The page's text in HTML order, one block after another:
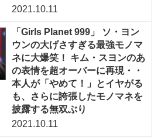
2021.10.11
「Girls Planet 999」 ソ・ヨン
ウンの大げさすぎる最強モノマ
ネに大爆笑！ キム・スヨンのあ
の表情を超オーバーに再現・・
本人が「やめて！」とイヤがる
も、さらに誇張したモノマネを
披露する無双ぶり
2021.10.11